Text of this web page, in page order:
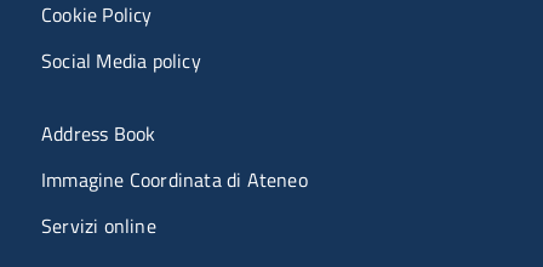
Cookie Policy
Social Media policy
Menu portale
Address Book
Immagine Coordinata di Ateneo
Servizi online